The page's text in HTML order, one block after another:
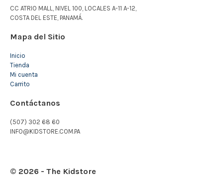
CC ATRIO MALL, NIVEL 100, LOCALES A-11 A-12,
COSTA DEL ESTE, PANAMÁ.
Mapa del Sitio
Inicio
Tienda
Mi cuenta
Carrito
Contáctanos
(507) 302 68 60
INFO@KIDSTORE.COM.PA
© 2026 - The Kidstore